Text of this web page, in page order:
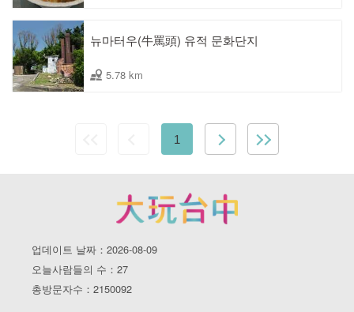
뉴마터우(牛罵頭) 유적 문화단지
5.78 km
1
업데이트 날짜：2026-08-09
오늘사람들의 수：27
총방문자수：2150092